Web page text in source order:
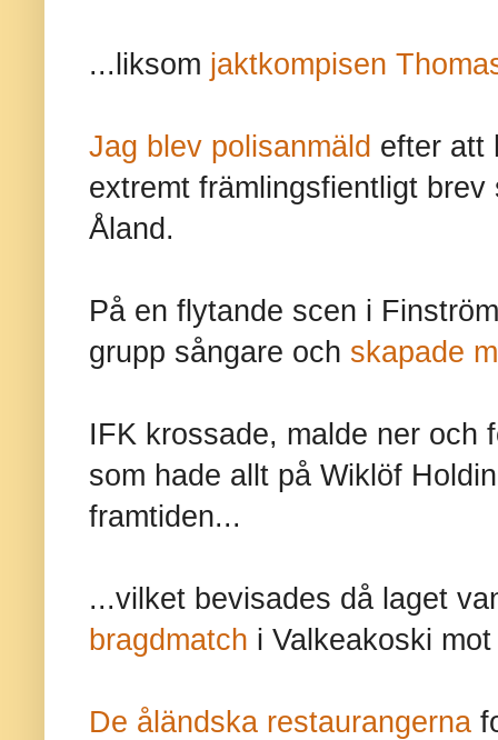
...liksom jaktkompisen
Jag blev polisanmäld efter att
extremt främlingsfientligt
Åland.
På en flytande scen i
grupp sångare och skapade
IFK krossade, malde ner och
som hade allt på Wiklöf
framtiden...
...vilket bevisades då laget
bragdmatch i Valkeakoski
De åländska restaurangerna